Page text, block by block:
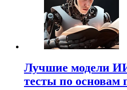
Лучшие модели
тесты по основам